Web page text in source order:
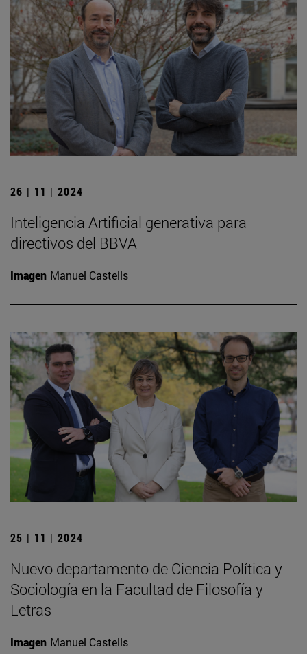
26 | 11 | 2024
Inteligencia Artificial generativa para
directivos del BBVA
Imagen Manuel Castells
25 | 11 | 2024
Nuevo departamento de Ciencia Política y
Sociología en la Facultad de Filosofía y
Letras
Imagen Manuel Castells